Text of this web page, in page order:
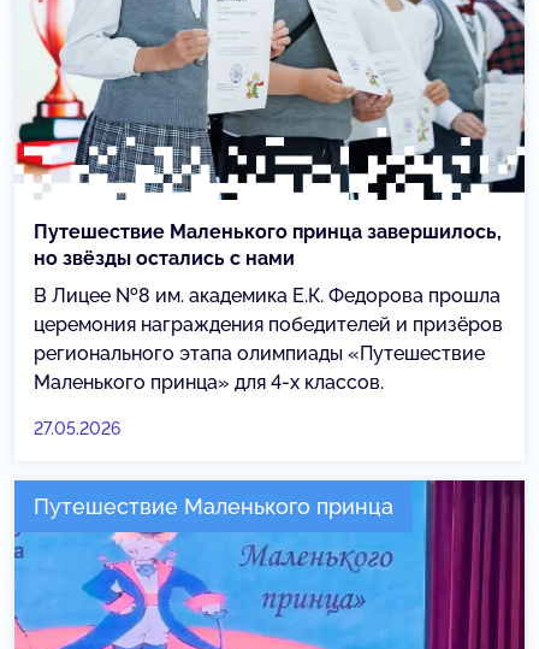
Путешествие Маленького принца завершилось,
но звёзды остались с нами
В Лицее №8 им. академика Е.К. Федорова прошла
церемония награждения победителей и призёров
регионального этапа олимпиады «Путешествие
Маленького принца» для 4-х классов.
27.05.2026
Путешествие Маленького принца